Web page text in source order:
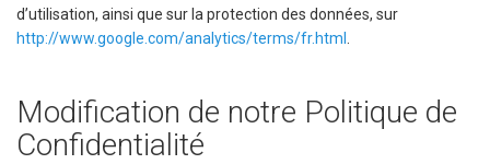
d’utilisation, ainsi que sur la protection des données, sur
http://www.google.com/analytics/terms/fr.html
Modification de notre Politique de
Confidentialité